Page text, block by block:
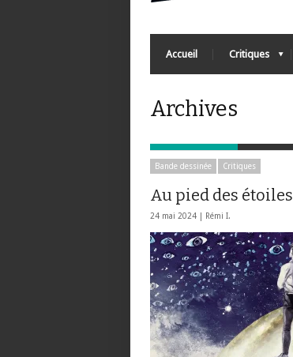
Accueil Critiques
Archives
Bande dessinée Critiques
Au pied des étoiles
24 mai 2024 | Rémi I.